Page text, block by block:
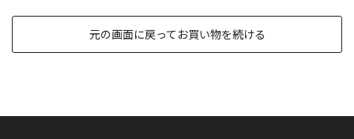
元の画面に戻ってお買い物を続ける